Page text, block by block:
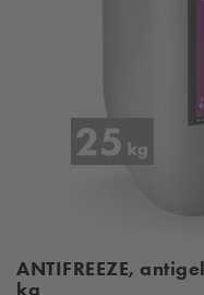
ANTIFREEZE,
kg